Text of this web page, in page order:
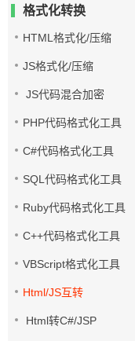
格式化转换
HTML格式化/压缩
JS格式化/压缩
JS代码混合加密
PHP代码格式化工具
C#代码格式化工具
SQL代码格式化工具
Ruby代码格式化工具
C++代码格式化工具
VBScript格式化工具
Html/JS互转
Html转C#/JSP